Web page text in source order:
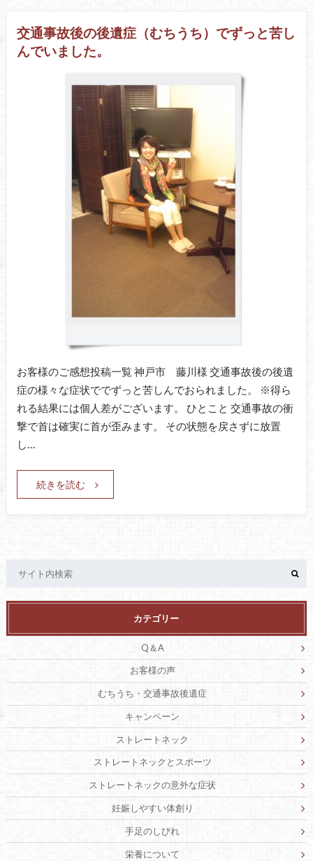
交通事故後の後遺症（むちうち）でずっと苦し
んでいました。
お客様のご感想投稿一覧 神戸市 藤川様 交通事故後の後遺
症の様々な症状ででずっと苦しんでおられました。 ※得ら
れる結果には個人差がございます。 ひとこと 交通事故の衝
撃で首は確実に首が歪みます。 その状態を戻さずに放置
し…
続きを読む
カテゴリー
Q＆A
お客様の声
むちうち・交通事故後遺症
キャンペーン
ストレートネック
ストレートネックとスポーツ
ストレートネックの意外な症状
妊娠しやすい体創り
手足のしびれ
栄養について